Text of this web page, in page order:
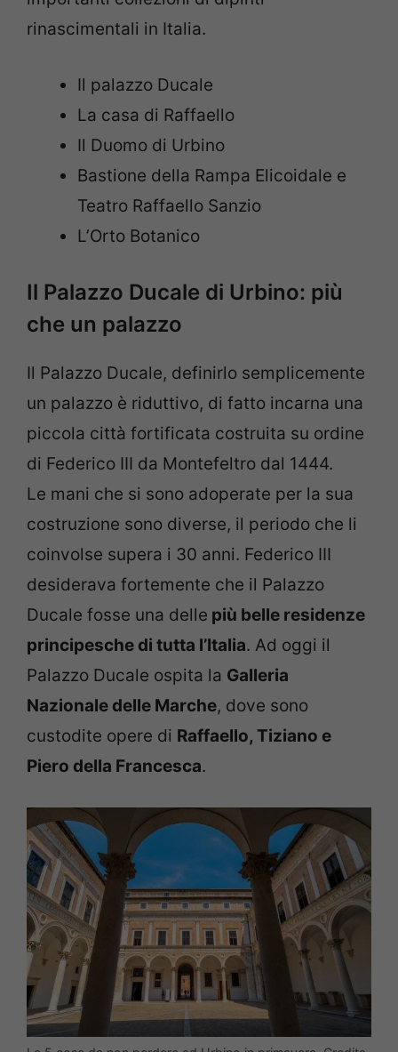
rinascimentali in Italia.
Il palazzo Ducale
La casa di Raffaello
Il Duomo di Urbino
Bastione della Rampa Elicoidale e
Teatro Raffaello Sanzio
L’Orto Botanico
Il Palazzo Ducale di Urbino: più
che un palazzo
Il Palazzo Ducale, definirlo semplicemente
un palazzo è riduttivo, di fatto incarna una
piccola città fortificata costruita su ordine
di Federico III da Montefeltro dal 1444.
Le mani che si sono adoperate per la sua
costruzione sono diverse, il periodo che li
coinvolse supera i 30 anni. Federico III
desiderava fortemente che il Palazzo
Ducale fosse una delle più belle residenze
principesche di tutta l’Italia. Ad oggi il
Palazzo Ducale ospita la Galleria
Nazionale delle Marche, dove sono
custodite opere di Raffaello, Tiziano e
Piero della Francesca.